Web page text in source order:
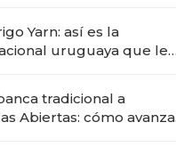
y prepara apertura
Yarn: así es la
uruguaya que le
tradicional a
Abiertas: cómo avanza